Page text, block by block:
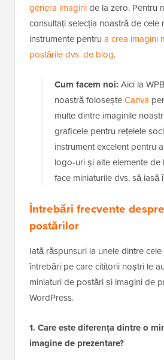
genera imaginide la zero. Pentru
consultați selecția noastră de cele
instrumente pentru a crea imagini
postările dvs. de blog.
Cum facem noi: Aici la
noastră foloseșteCanva
multe dintre imaginile
graficele pentru rețelele
instrument excelent pentru
logo-uri și alte elemente
face miniaturile dvs. să iasă
Întrebări frecvente
postărilor
Iată răspunsuri la unele dintre
întrebări pe care cititorii noștri le
miniaturi de postări și imagini de
WordPress.
1. Care este diferența dintre o
imagine de prezentare?